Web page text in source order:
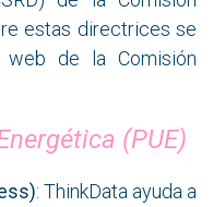
estas directrices se
de la Comisión
(PUE)
: ThinkData ayuda a